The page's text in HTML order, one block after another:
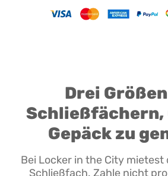
Drei
Schließfächern,
Gepäck zu
Bei Locker in the City mietest
Schließfach. Zahle nicht